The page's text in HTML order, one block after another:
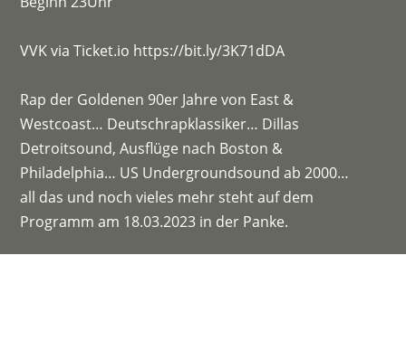
VVK via Ticket.io https://bit.ly/3K71dDA
Rap der Goldenen 90er Jahre von East &
Westcoast… Deutschrapklassiker… Dillas
Detroitsound, Ausflüge nach Boston &
Philadelphia… US Undergroundsound ab 2000…
all das und noch vieles mehr steht auf dem
Programm am 18.03.2023 in der Panke.